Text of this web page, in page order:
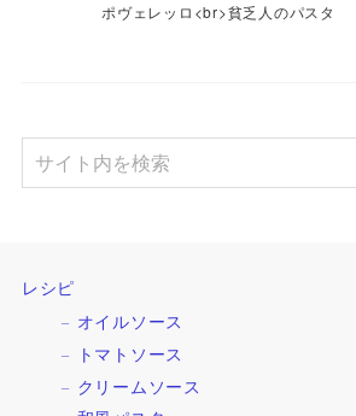
ポヴェレッロ<br>貧乏人のパスタ
レシピ
オイルソース
トマトソース
クリームソース